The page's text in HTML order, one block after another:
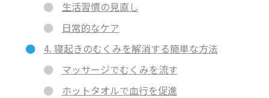
生活習慣の見直し
日常的なケア
4. 寝起きのむくみを解消する簡単な方法
マッサージでむくみを流す
ホットタオルで血行を促進